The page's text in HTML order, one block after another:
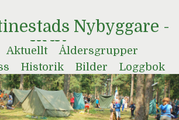
Nybyggare -
KNY
Aktuellt
Åldersgrupper
Historik Bilder Loggbok